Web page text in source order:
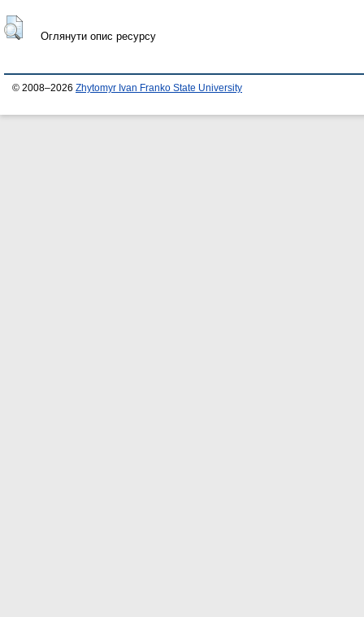
Оглянути опис ресурсу
© 2008–2026 Zhytomyr Ivan Franko State University